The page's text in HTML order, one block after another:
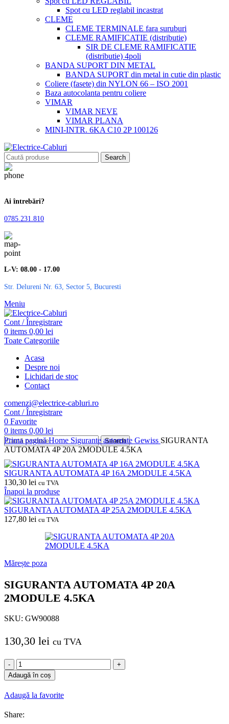
Spot cu LED reglabil incastrat
CLEME
CLEME TERMINALE fara suruburi
CLEME RAMIFICATIE (distributie)
SIR DE CLEME RAMIFICATIE
(distributie) 4poli
BANDA SUPORT DIN METAL
BANDA SUPORT din metal in cutie din plastic
Coliere (fasete) din NYLON 66 – ISO 2001
Baza autocolanta pentru coliere
VIMAR
VIMAR NEVE
VIMAR PLANA
MINI-INTR. 6KA C10 2P 100126
Search
Ai întrebări?
0785.231.810
L-V: 08.00 - 17.00
Str. Delureni Nr. 63, Sector 5, Bucuresti
Meniu
Cont / Înregistrare
0 items 0,00 lei
Toate Categoriile
Acasa
Despre noi
Lichidari de stoc
Contact
comenzi@electrice-cabluri.ro
Cont / Înregistrare
0 Favorite
0 items 0,00 lei
Search
Prima paginăHome Sigurante automate Gewiss SIGURANTA
AUTOMATA 4P 20A 2MODULE 4.5KA
SIGURANTA AUTOMATA 4P 16A 2MODULE 4.5KA
130,30 lei cu TVA
Înapoi la produse
SIGURANTA AUTOMATA 4P 25A 2MODULE 4.5KA
127,80 lei cu TVA
Mărește poza
SIGURANTA AUTOMATA 4P 20A
2MODULE 4.5KA
SKU: GW90088
130,30 lei cu TVA
Cantitate
SIGURANTA
AUTOMATA
20A
4.5KA
Adaugă în coș
Adaugă la favorite
Share: